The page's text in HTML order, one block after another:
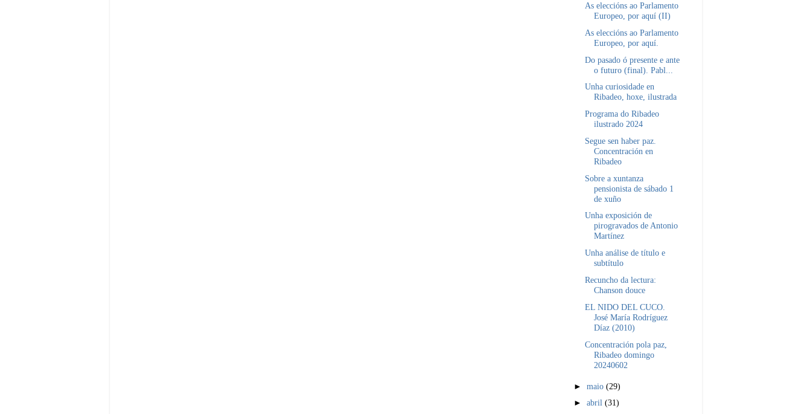
As eleccións ao Parlamento
Europeo, por aquí (II)
As eleccións ao Parlamento
Europeo, por aquí.
Do pasado ó presente e ante
o futuro (final). Pabl...
Unha curiosidade en
Ribadeo, hoxe, ilustrada
Programa do Ribadeo
ilustrado 2024
Segue sen haber paz.
Concentración en
Ribadeo
Sobre a xuntanza
pensionista de sábado 1
de xuño
Unha exposición de
pirogravados de Antonio
Martínez
Unha análise de título e
subtítulo
Recuncho da lectura:
Chanson douce
EL NIDO DEL CUCO.
José María Rodríguez
Díaz (2010)
Concentración pola paz,
Ribadeo domingo
20240602
►maio(29)
►abril(31)